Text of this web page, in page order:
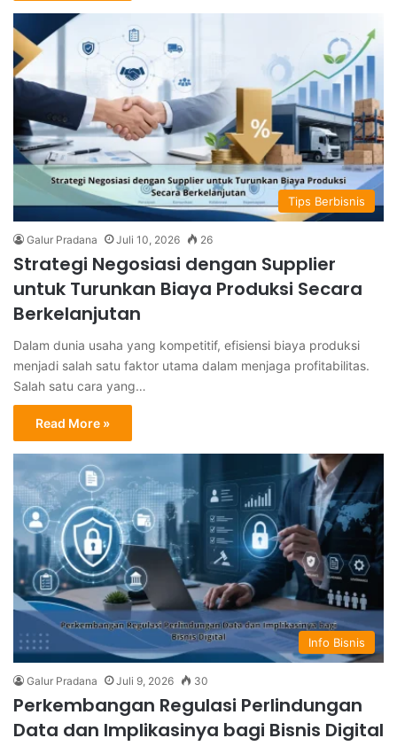
Tips Berbisnis
Galur Pradana Juli 10, 2026 26
Strategi Negosiasi dengan Supplier
untuk Turunkan Biaya Produksi Secara
Berkelanjutan
Dalam dunia usaha yang kompetitif, efisiensi biaya produksi
menjadi salah satu faktor utama dalam menjaga profitabilitas.
Salah satu cara yang…
Read More »
Info Bisnis
Galur Pradana Juli 9, 2026 30
Perkembangan Regulasi Perlindungan
Data dan Implikasinya bagi Bisnis Digital